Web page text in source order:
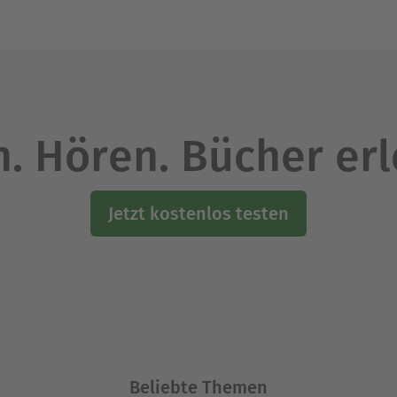
Hören. Bücher
Jetzt kostenlos testen
Beliebte Themen